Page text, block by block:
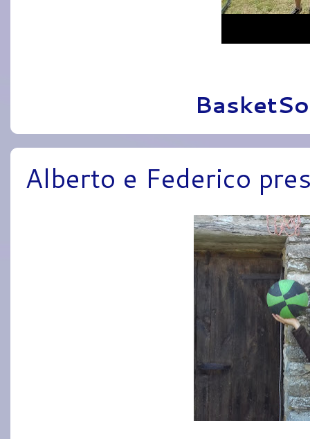
Alberto e Federico